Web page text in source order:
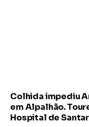
Colhida impediu
em Alpalhão.
Hospital de